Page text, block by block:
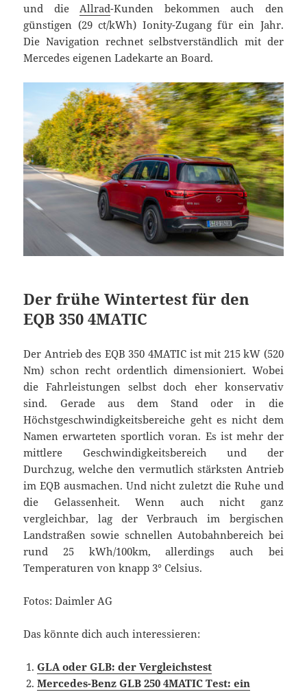
und die Allrad-Kunden bekommen auch den
günstigen (29 ct/kWh) Ionity-Zugang für ein Jahr.
Die Navigation rechnet selbstverständlich mit der
Mercedes eigenen Ladekarte an Board.
Der frühe Wintertest für den
EQB 350 4MATIC
Der Antrieb des EQB 350 4MATIC ist mit 215 kW (520
Nm) schon recht ordentlich dimensioniert. Wobei
die Fahrleistungen selbst doch eher konservativ
sind. Gerade aus dem Stand oder in die
Höchstgeschwindigkeitsbereiche geht es nicht dem
Namen erwarteten sportlich voran. Es ist mehr der
mittlere Geschwindigkeitsbereich und der
Durchzug, welche den vermutlich stärksten Antrieb
im EQB ausmachen. Und nicht zuletzt die Ruhe und
die Gelassenheit. Wenn auch nicht ganz
vergleichbar, lag der Verbrauch im bergischen
Landstraßen sowie schnellen Autobahnbereich bei
rund 25 kWh/100km, allerdings auch bei
Temperaturen von knapp 3° Celsius.
Fotos: Daimler AG
Das könnte dich auch interessieren:
GLA oder GLB: der Vergleichstest
Mercedes-Benz GLB 250 4MATIC Test: ein